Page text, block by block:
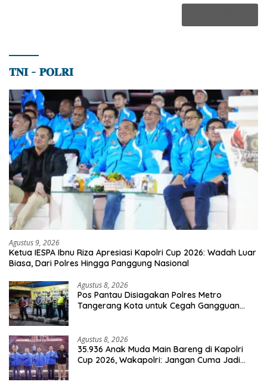
𝐓𝐍𝐈 – 𝐏𝐎𝐋𝐑𝐈
Agustus 9, 2026
Ketua IESPA Ibnu Riza Apresiasi Kapolri Cup 2026: Wadah Luar
Biasa, Dari Polres Hingga Panggung Nasional
Agustus 8, 2026
Pos Pantau Disiagakan Polres Metro
Tangerang Kota untuk Cegah Gangguan
Agustus 8, 2026
35.936 Anak Muda Main Bareng di Kapolri
Cup 2026, Wakapolri: Jangan Cuma Jadi